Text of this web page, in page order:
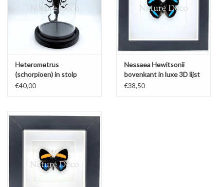
Heterometrus
(schorpioen) in stolp
€40,00
Nessaea Hewitsonii
bovenkant in luxe 3D lijst
€38,50